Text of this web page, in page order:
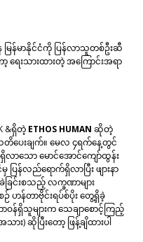
မြန်မာနိုင်ငံကို ပြန်လာသူတစ်ဦးဆီ
ရေးသားထားတဲ့ အကြောင်းအရာ
&ရှိတဲ့ ETHOS HUMAN ဆိုတဲ့
ပေးချက်။ မေလ ၄ရက်နေ့တွင်
သော မောင်အောင်ကျော်ထွန်း
န်လည်ရောက်ရှိလာပြီး ဖျားနာ
င်းစသည့် လက္ခဏာများ
ဟန်တာဗိုင်းရပ်စ်ပိုး တွေ့ရှိခဲ့
န်ရှိသူများက သေချာစောင့်ကြည့်
း) ဆိုပြီးတော့ ဖြန့်ချိထားပါ